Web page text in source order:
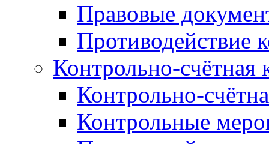
Правовые
Противодействие
Контрольно-счётная
Контрольно-
Контрольные